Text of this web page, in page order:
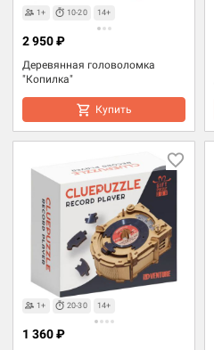
1+ 10-20 14+
Деревянная головоломка
"Копилка"
2 950 ₽
Купить
1+ 20-30 14+
1 360 ₽